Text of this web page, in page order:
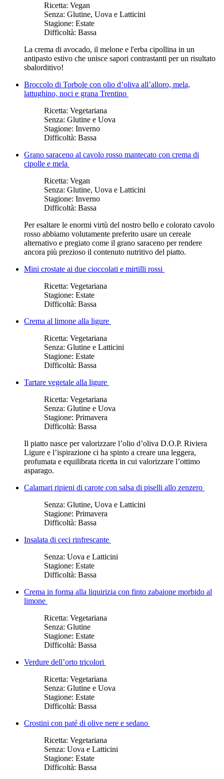
Ricetta: Vegan
Senza: Glutine, Uova e Latticini
Stagione: Estate
Difficoltà: Bassa
La crema di avocado, il melone e l'erba cipollina in un
antipasto estivo che unisce sapori contrastanti per un risultato
sbalorditivo!
Broccolo di Torbole con olio d’oliva all’alloro, mela,
lattughino, noci e grana Trentino
Ricetta: Vegetariana
Senza: Glutine e Uova
Stagione: Inverno
Difficoltà: Bassa
Grano saraceno al cavolo rosso mantecato con crema di
cipolle e mela
Ricetta: Vegan
Senza: Glutine, Uova e Latticini
Stagione: Inverno
Difficoltà: Bassa
Per esaltare le enormi virtù del nostro bello e colorato cavolo
rosso abbiamo volutamente preferito usare un cereale
alternativo e pregiato come il grano saraceno per rendere
ancora più prezioso il contenuto nutritivo del piatto.
Mini crostate ai due cioccolati e mirtilli rossi
Ricetta: Vegetariana
Stagione: Estate
Difficoltà: Bassa
Crema al limone alla ligure
Ricetta: Vegetariana
Senza: Glutine e Latticini
Stagione: Estate
Difficoltà: Bassa
Tartare vegetale alla ligure
Ricetta: Vegetariana
Senza: Glutine e Uova
Stagione: Primavera
Difficoltà: Bassa
Il piatto nasce per valorizzare l’olio d’oliva D.O.P. Riviera
Ligure e l’ispirazione ci ha spinto a creare una leggera,
profumata e equilibrata ricetta in cui valorizzare l’ottimo
asparago.
Calamari ripieni di carote con salsa di piselli allo zenzero
Senza: Glutine, Uova e Latticini
Stagione: Primavera
Difficoltà: Bassa
Insalata di ceci rinfrescante
Senza: Uova e Latticini
Stagione: Estate
Difficoltà: Bassa
Crema in forma alla liquirizia con finto zabaione morbido al
limone
Ricetta: Vegetariana
Senza: Glutine
Stagione: Estate
Difficoltà: Bassa
Verdure dell’orto tricolori
Ricetta: Vegetariana
Senza: Glutine e Uova
Stagione: Estate
Difficoltà: Bassa
Crostini con paté di olive nere e sedano
Ricetta: Vegetariana
Senza: Uova e Latticini
Stagione: Estate
Difficoltà: Bassa